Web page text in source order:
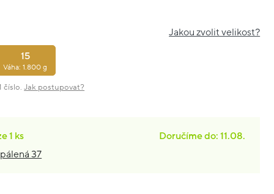
Jakou zvolit velikost?
15
Váha: 1.800 g
číslo.Jak postupovat?
1 ks
Doručíme do: 11.08.
37